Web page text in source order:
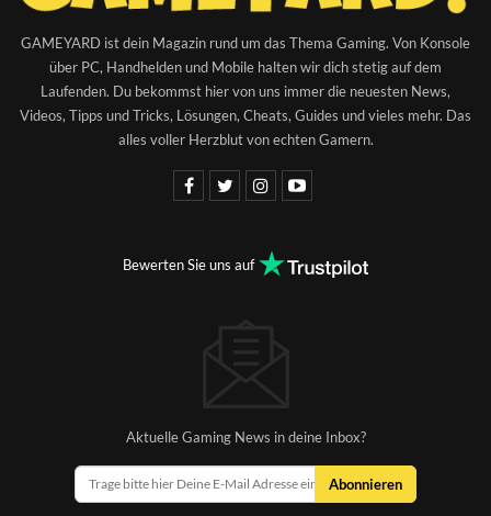
GAMEYARD ist dein Magazin rund um das Thema Gaming. Von Konsole
über PC, Handhelden und Mobile halten wir dich stetig auf dem
Laufenden. Du bekommst hier von uns immer die neuesten News,
Videos, Tipps und Tricks, Lösungen, Cheats, Guides und vieles mehr. Das
alles voller Herzblut von echten Gamern.
Bewerten Sie uns auf
Aktuelle Gaming News in deine Inbox?
Abonnieren